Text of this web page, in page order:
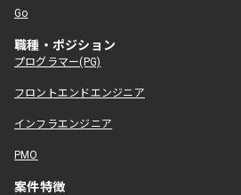
Go
職種・ポジション
プログラマー(PG)
フロントエンドエンジニア
インフラエンジニア
PMO
案件特徴